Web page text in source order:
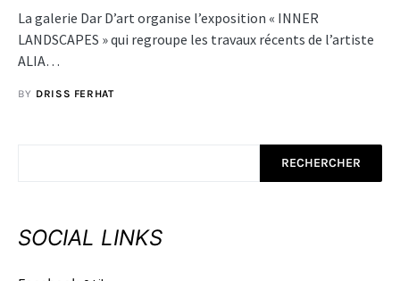
La galerie Dar D’art organise l’exposition « INNER
LANDSCAPES » qui regroupe les travaux récents de l’artiste
ALIA…
BY DRISS FERHAT
RECHERCHER
SOCIAL LINKS